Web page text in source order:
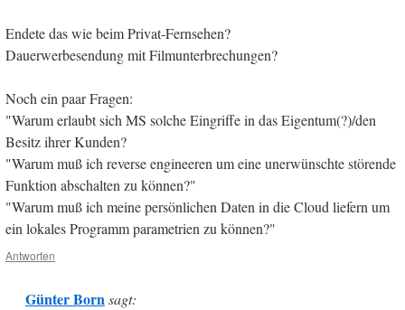
Endete das wie beim Privat-Fernsehen?
Dauerwerbesendung mit Filmunterbrechungen?
Noch ein paar Fragen:
"Warum erlaubt sich MS solche Eingriffe in das Eigentum(?)/den
Besitz ihrer Kunden?
"Warum muß ich reverse engineeren um eine unerwünschte störende
Funktion abschalten zu können?"
"Warum muß ich meine persönlichen Daten in die Cloud liefern um
ein lokales Programm parametrien zu können?"
Antworten
Günter Born sagt: